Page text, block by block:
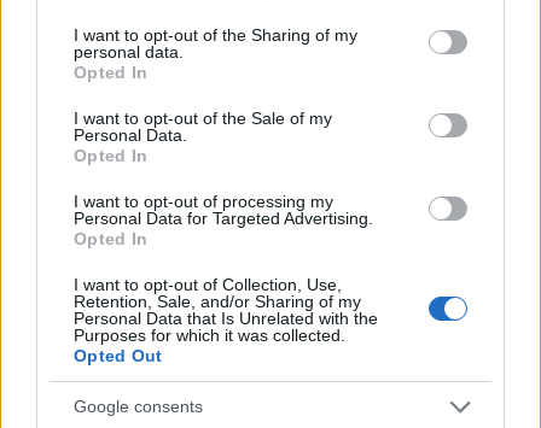
not limited to your visit or usage behaviour. You may click to
grant or deny consent to Google and its third-party tags to
use your data for below specified purposes in below Google
consent section.
I want to opt-out of the Sharing of my
personal data.
Opted In
I want to opt-out of the Sale of my
Personal Data.
Opted In
I want to opt-out of processing my
Personal Data for Targeted Advertising.
Opted In
I want to opt-out of Collection, Use,
Retention, Sale, and/or Sharing of my
Personal Data that Is Unrelated with the
Purposes for which it was collected.
Opted Out
Google consents
Kis kerti zene
Ritmus és hang•2022. július 19.
A Halmos Béla Programiroda sorsa az elmúlt
években legalább olyan változatos volt, mint egy Jo
Nesbo regény cselekménye.